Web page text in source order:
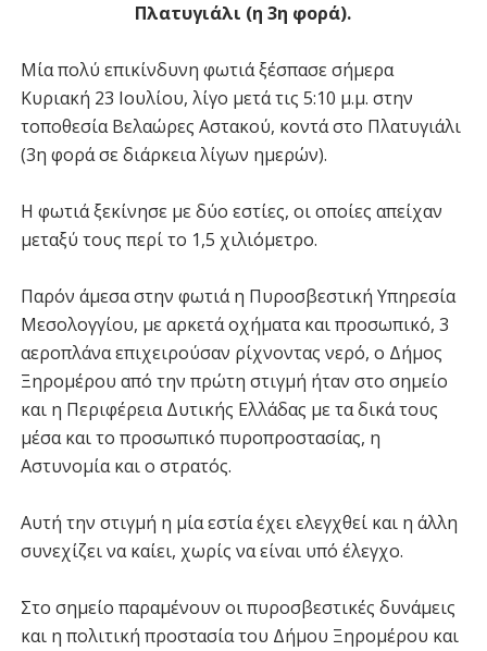
Πλατυγιάλι (η 3η φορά).
Μία πολύ επικίνδυνη φωτιά ξέσπασε σήμερα
Κυριακή 23 Ιουλίου, λίγο μετά τις 5:10 μ.μ. στην
τοποθεσία Βελαώρες Αστακού, κοντά στο Πλατυγιάλι
(3η φορά σε διάρκεια λίγων ημερών).
Η φωτιά ξεκίνησε με δύο εστίες, οι οποίες απείχαν
μεταξύ τους περί το 1,5 χιλιόμετρο.
Παρόν άμεσα στην φωτιά η Πυροσβεστική Υπηρεσία
Μεσολογγίου, με αρκετά οχήματα και προσωπικό, 3
αεροπλάνα επιχειρούσαν ρίχνοντας νερό, ο Δήμος
Ξηρομέρου από την πρώτη στιγμή ήταν στο σημείο
και η Περιφέρεια Δυτικής Ελλάδας με τα δικά τους
μέσα και το προσωπικό πυροπροστασίας, η
Αστυνομία και ο στρατός.
Αυτή την στιγμή η μία εστία έχει ελεγχθεί και η άλλη
συνεχίζει να καίει, χωρίς να είναι υπό έλεγχο.
Στο σημείο παραμένουν οι πυροσβεστικές δυνάμεις
και η πολιτική προστασία του Δήμου Ξηρομέρου και